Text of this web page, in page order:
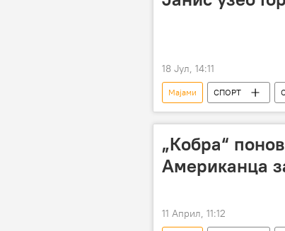
18 Јул, 14:11
Мајами СПОРТ
Горан Драгић
„Кобра“
Американца
11 Април, 11:12